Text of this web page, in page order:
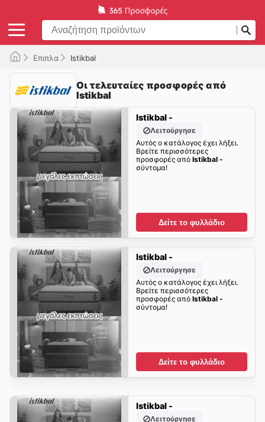
Επιπλα Istikbal
Οι τελευταίες προσφορές από
Istikbal
Istikbal -
Λειτούργησε
Αυτός ο κατάλογος έχει λήξει.
Βρείτε περισσότερες
προσφορές από Istikbal -
σύντομα!
Δείτε το φυλλάδιο
Istikbal -
Λειτούργησε
Αυτός ο κατάλογος έχει λήξει.
Βρείτε περισσότερες
προσφορές από Istikbal -
σύντομα!
Δείτε το φυλλάδιο
Istikbal -
Λειτούργησε